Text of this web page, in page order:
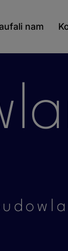
nam